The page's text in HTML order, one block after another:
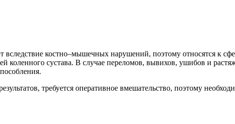
костно–мышечных нарушений, поэтому относятся к
сустава. В случае переломов, вывихов, ушибов и
требуется оперативное вмешательство, поэтому